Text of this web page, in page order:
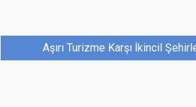
Aşırı Turizme Karşı İkincil